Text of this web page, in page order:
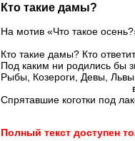
Кто такие дамы?
На мотив «Что такое
Кто такие дамы? Кто
Под каким ни родились бы
Рыбы, Козероги, Девы,
все
Спрятавшие коготки под
Полный текст доступен